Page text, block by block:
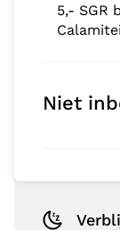
5,- SGR
Niet